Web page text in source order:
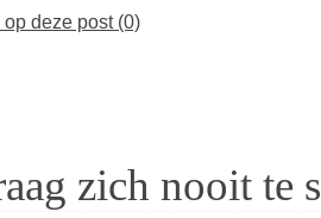
deze post (0)
zich nooit te